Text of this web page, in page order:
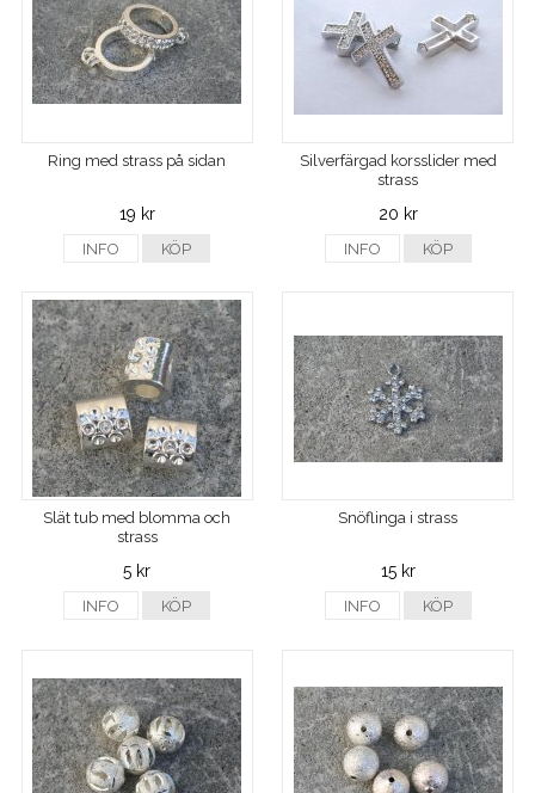
Ring med strass på sidan
19 kr
INFO KÖP
Silverfärgad korsslider med
strass
20 kr
INFO KÖP
Slät tub med blomma och
strass
5 kr
INFO KÖP
Snöflinga i strass
15 kr
INFO KÖP